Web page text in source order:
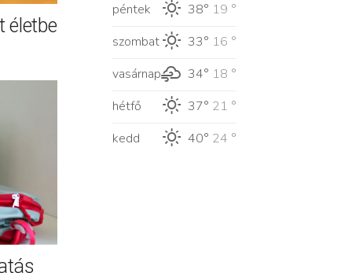
életbe
péntek 38° 19 °
szombat
33° 16 °
vasárnap
34° 18 °
hétfő
37° 21 °
kedd
40° 24 °